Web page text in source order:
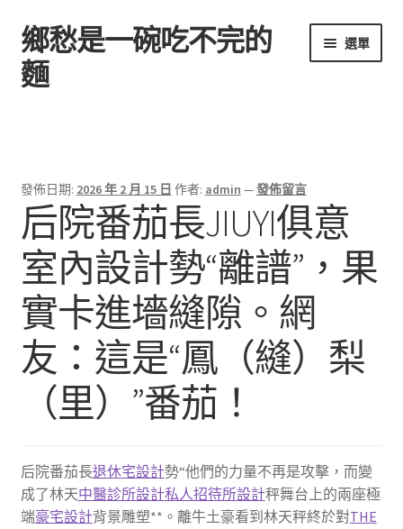
跳
至
導
跳
至
主
鄉愁是一碗吃不完的
麵
選單
發佈日期: 2026 年 2 月 15 日 作者: admin —發佈留言
后院番茄長JIUYI俱意
室內設計勢“離譜”，果
實卡進墻縫隙。網
友：這是“鳳（縫）梨
（里）”番茄！
后院番茄長退休宅設計勢“他們的力量不再是攻擊，而變
成了林天中醫診所設計私人招待所設計秤舞台上的兩座極
端豪宅設計背景雕塑**。離牛土豪看到林天秤終於對THE